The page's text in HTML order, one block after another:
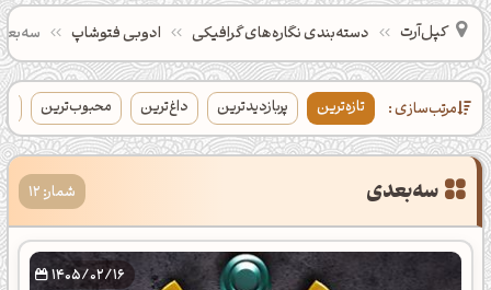
کپل‌آرت دسته‌بندی‌ نگاره‌های گرافیکی ادوبی فتوشاپ
مرتب‌سازی : تازه‌ترین پربازدیدترین داغ‌ترین محبوب‌ترین
سه‌بعدی شمار: 12
1405/02/16